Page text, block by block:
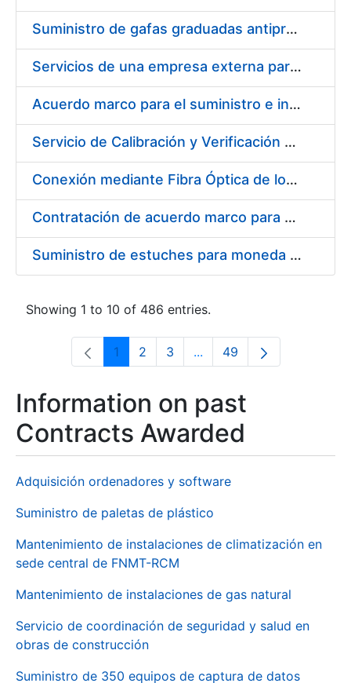
Suministro de gafas graduadas antiproyecciones para los trabajadores de la FNMT-RCM en los centros de trabajo de Madrid y Burgos
Servicios de una empresa externa para el asesoramiento y resolución de los recursos de alzada que se presentan relacionados con procesos de selección para la FNMT-RCM
Acuerdo marco para el suministro e instalación de persianas, estores y otros complementos
Servicio de Calibración y Verificación Externa de los Equipos de Medición del Servicio de Prevención de la FNMT-RCM
Conexión mediante Fibra Óptica de los Centros de Proceso de Datos (CPDs) de las sedes de la FNMT-RCM de Burgos y Madrid
Contratación de acuerdo marco para el Suministro de Material de Electricidad para la Fábrica Nacional de Moneda y Timbre-Real Casa de la Moneda en su centro de trabajo de Burgos
Suministro de estuches para moneda de 30 €
Showing 1 to 10 of 486 entries.
Page
1 Page
2 Page
3 ...Intermediate Pages Use
Page
49
Information on past
Contracts Awarded
Adquisición ordenadores y software
Suministro de paletas de plástico
Mantenimiento de instalaciones de climatización en
sede central de FNMT-RCM
Mantenimiento de instalaciones de gas natural
Servicio de coordinación de seguridad y salud en
obras de construcción
Suministro de 350 equipos de captura de datos